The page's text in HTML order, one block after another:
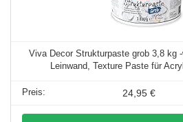
Viva Decor Strukturpaste grob 3,8 kg
Leinwand, Texture Paste für
24,95 €